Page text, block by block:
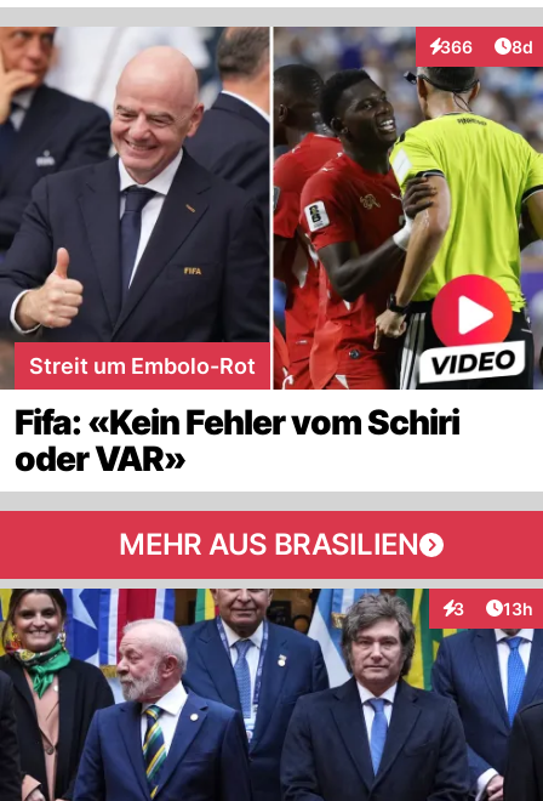
366
Interaktionen
8d
Streit um Embolo-Rot
Fifa: «Kein Fehler vom Schiri
oder VAR»
MEHR AUS BRASILIEN
3
Interaktionen
13h